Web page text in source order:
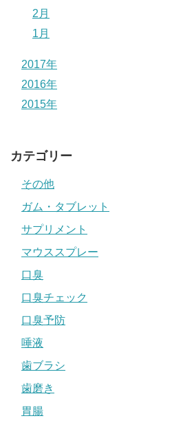
2月
1月
2017年
2016年
2015年
カテゴリー
その他
ガム・タブレット
サプリメント
マウススプレー
口臭
口臭チェック
口臭予防
唾液
歯ブラシ
歯磨き
胃腸